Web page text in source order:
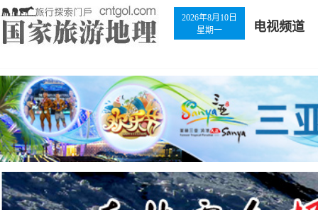
2026年8月10日
星期一
电视频道